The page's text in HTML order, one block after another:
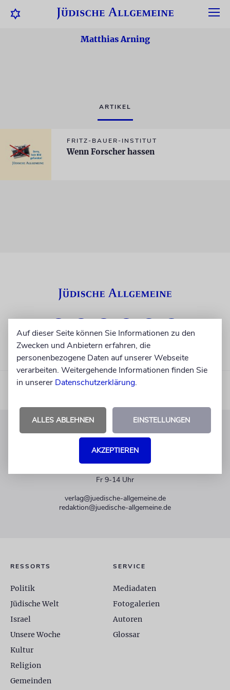
Matthias Arning
ARTIKEL
FRITZ-BAUER-INSTITUT
Wenn Forscher hassen
KUNDENSERVICE
Fr 9-14 Uhr
verlag@juedische-allgemeine.de
redaktion@juedische-allgemeine.de
RESSORTS
Politik
Jüdische Welt
Israel
Unsere Woche
Kultur
Religion
Gemeinden
SERVICE
Mediadaten
Fotogalerien
Autoren
Glossar
Auf dieser Seite können Sie Informationen zu den
Zwecken und Anbietern erfahren, die
personenbezogene Daten auf unserer Webseite
verarbeiten. Weitergehende Informationen finden Sie
in unserer Datenschutzerklärung.
ALLES ABLEHNEN EINSTELLUNGEN
AKZEPTIEREN